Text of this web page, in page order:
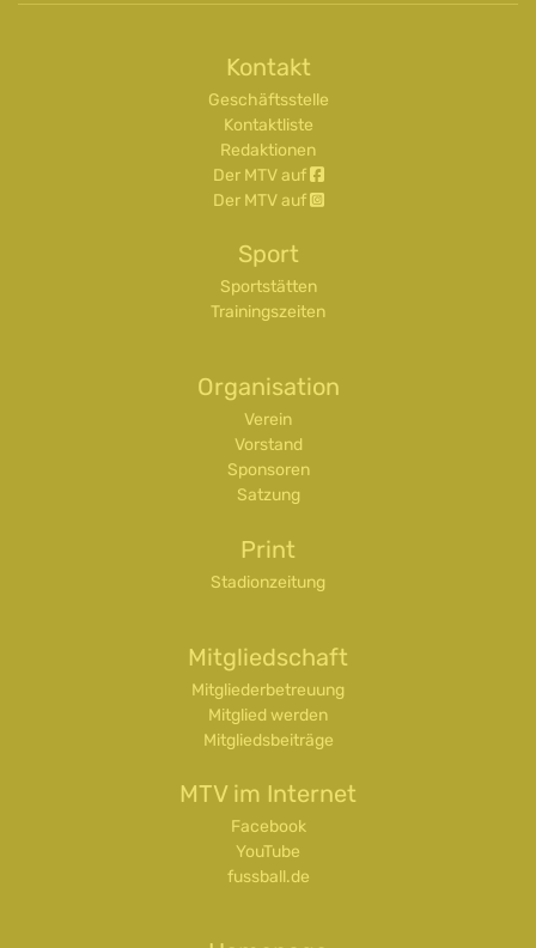
Kontakt
Geschäftsstelle
Kontaktliste
Redaktionen
Der MTV auf
Der MTV auf
Sport
Sportstätten
Trainingszeiten
Organisation
Verein
Vorstand
Sponsoren
Satzung
Print
Stadionzeitung
Mitgliedschaft
Mitgliederbetreuung
Mitglied werden
Mitgliedsbeiträge
MTV im Internet
Facebook
YouTube
fussball.de